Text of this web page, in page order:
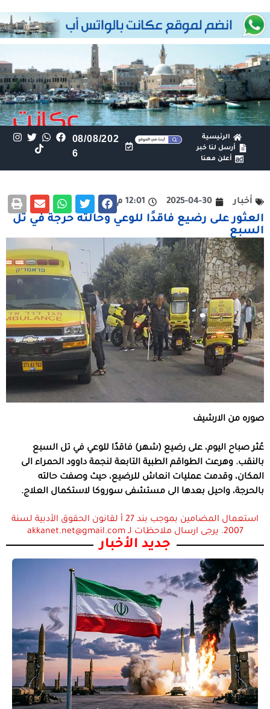
الرئيسية
أرسل لنا خبر
أعلن معنا
08/08/202
6
أخبار 2025-04-30 12:01 م
العثور على رضيع فاقدًا للوعي وحالته حرجة في تل
السبع
صوره من الارشيف
عُثر صباح اليوم، على رضيع (شهر) فاقدًا للوعي في تل السبع
بالنقب. وهرعت الطواقم الطبية التابعة لنجمة داوود الحمراء الى
المكان، وقدمت عمليات انعاش للرضيع، حيث وصفت حالته
بالحرجة، واحيل بعدها الى مستشفى سوروكا لاستكمال العلاج.
استعمال المضامين بموجب بند 27 أ لقانون الحقوق الأدبية لسنة
2007. يرجى ارسال ملاحظات لـ akkanet.net@gmail.com
جديد الأخبار